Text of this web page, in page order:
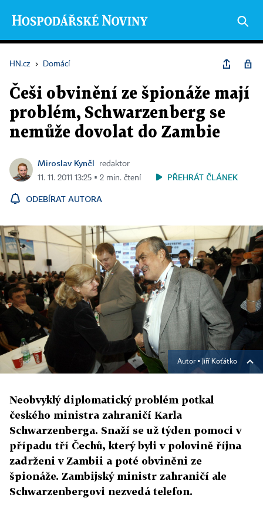
HN.cz › Domácí
Češi obvinění ze špionáže mají
problém, Schwarzenberg se
nemůže dovolat do Zambie
Miroslav Kynčl
redaktor
11. 11. 2011 13:25 ▪ 2 min. čtení
PŘEHRÁT ČLÁNEK
ODEBÍRAT AUTORA
Autor ▪ Jiří Koťátko
Neobvyklý diplomatický problém potkal
českého ministra zahraničí Karla
Schwarzenberga. Snaží se už týden pomoci v
případu tří Čechů, který byli v polovině října
zadrženi v Zambii a poté obviněni ze
špionáže. Zambijský ministr zahraničí ale
Schwarzenbergovi nezvedá telefon.